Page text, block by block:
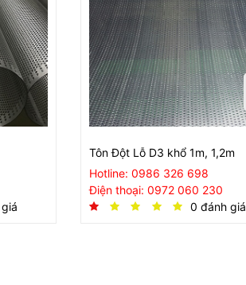
Tôn Đột Lỗ D3 khổ 1m, 1,2m
Hotline: 0986 326 698
Điện thoại: 0972 060 230
0 đánh giá